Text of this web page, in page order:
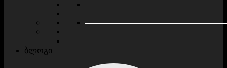
ბლოგი